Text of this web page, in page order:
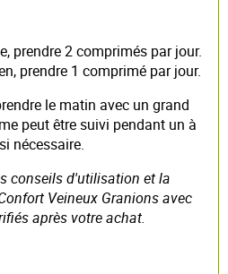
prendre 2 comprimés par jour.
prendre 1 comprimé par jour.
le matin avec un grand
peut être suivi pendant un à
nécessaire.
conseils d'utilisation et la
Veineux Granions avec
après votre achat.